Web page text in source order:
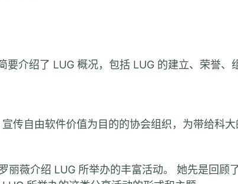
要介绍了 LUG 概况，包括 LUG 的建立、荣誉、
传自由软件价值为目的的协会组织，为带给科
丽薇介绍 LUG 所举办的丰富活动。 她先是回顾